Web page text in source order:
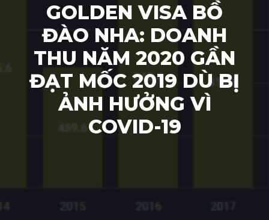
GOLDEN VISA BỒ
ĐÀO NHA: DOANH
THU NĂM 2020 GẦN
ĐẠT MỐC 2019 DÙ BỊ
ẢNH HƯỞNG VÌ
COVID-19